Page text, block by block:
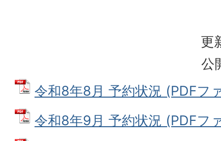
更
公
令和8年8月 予約状況 (PDFフ
令和8年9月 予約状況 (PDFフ